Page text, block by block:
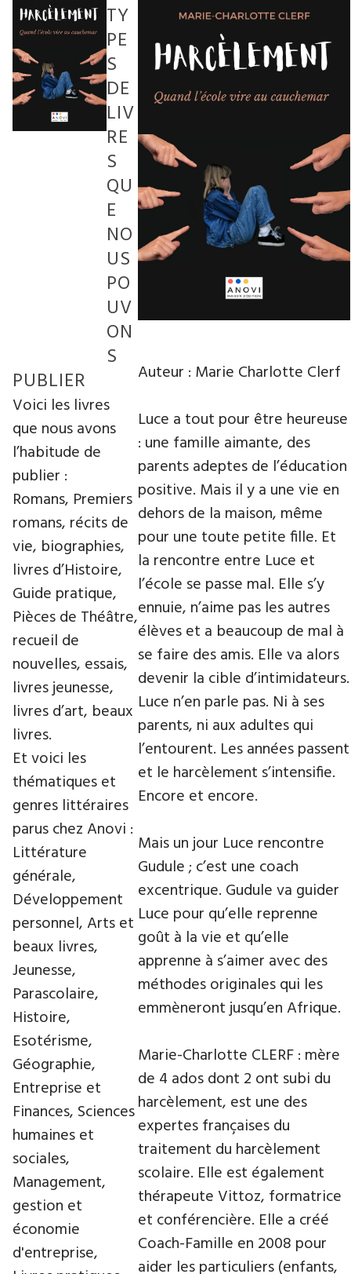
Auteur : Marie Charlotte Clerf
Luce a tout pour être heureuse
: une famille aimante, des
parents adeptes de l’éducation
positive. Mais il y a une vie en
dehors de la maison, même
pour une toute petite fille. Et
la rencontre entre Luce et
l’école se passe mal. Elle s’y
ennuie, n’aime pas les autres
élèves et a beaucoup de mal à
se faire des amis. Elle va alors
devenir la cible d’intimidateurs.
Luce n’en parle pas. Ni à ses
parents, ni aux adultes qui
l’entourent. Les années passent
et le harcèlement s’intensifie.
Encore et encore.
Mais un jour Luce rencontre
Gudule ; c’est une coach
excentrique. Gudule va guider
Luce pour qu’elle reprenne
goût à la vie et qu’elle
apprenne à s’aimer avec des
méthodes originales qui les
emmèneront jusqu’en Afrique.
Marie-Charlotte CLERF : mère
de 4 ados dont 2 ont subi du
harcèlement, est une des
expertes françaises du
traitement du harcèlement
scolaire. Elle est également
thérapeute Vittoz, formatrice
et conférencière. Elle a créé
Coach-Famille en 2008 pour
aider les particuliers (enfants,
TY
PE
S
DE
LIV
RE
S
QU
E
NO
US
PO
UV
ON
S
PUBLIER
Voici les livres
que nous avons
l’habitude de
publier :
Romans, Premiers
romans, récits de
vie, biographies,
livres d’Histoire,
Guide pratique,
Pièces de Théâtre,
recueil de
nouvelles, essais,
livres jeunesse,
livres d’art, beaux
livres.
Et voici les
thématiques et
genres littéraires
parus chez Anovi :
Littérature
générale,
Développement
personnel, Arts et
beaux livres,
Jeunesse,
Parascolaire,
Histoire,
Esotérisme,
Géographie,
Entreprise et
Finances, Sciences
humaines et
sociales,
Management,
gestion et
économie
d'entreprise,